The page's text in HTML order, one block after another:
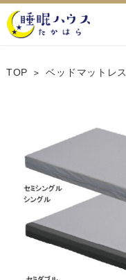
TOP ベッドマットレス